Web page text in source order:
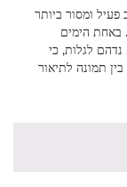
הינו אב פעיל ומסור ביותר
באחת הימים
נדהם לגלות, כי
תמונה לתיאור